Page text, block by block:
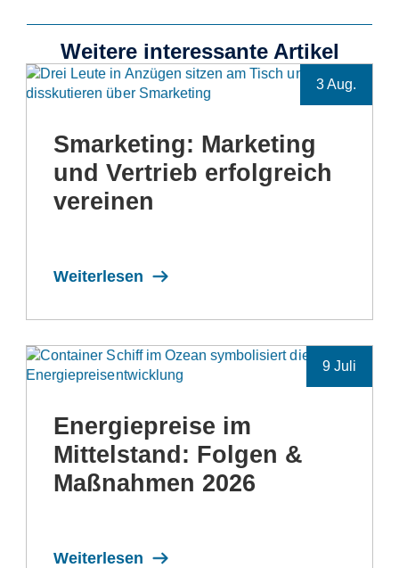
Weitere interessante Artikel
3 Aug.
Smarketing: Marketing
und Vertrieb erfolgreich
vereinen
Weiterlesen
9 Juli
Energiepreise im
Mittelstand: Folgen &
Maßnahmen 2026
Weiterlesen